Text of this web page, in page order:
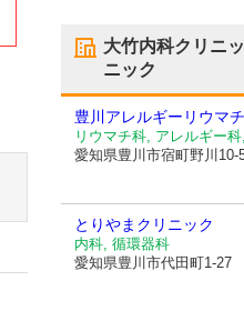
大竹内科クリニ
ニック
豊川アレルギーリウマ
リウマチ科, アレルギー
愛知県豊川市宿町野川10-
とりやまクリニック
内科, 循環器科
愛知県豊川市代田町1-27